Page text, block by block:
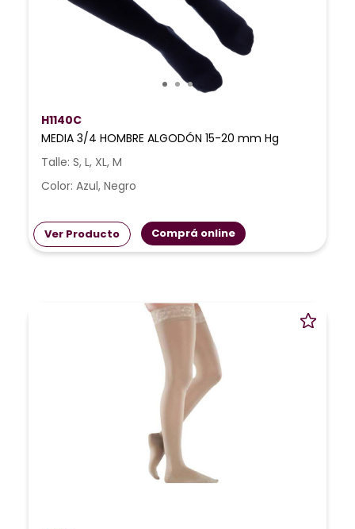
H1140C
MEDIA 3/4 HOMBRE ALGODÓN 15-20 mm Hg
Talle: S, L, XL, M
Color: Azul, Negro
Ver Producto Comprá online